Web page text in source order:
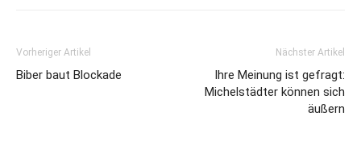
Vorheriger Artikel
Biber baut Blockade
Nächster Artikel
Ihre Meinung ist gefragt:
Michelstädter können sich
äußern